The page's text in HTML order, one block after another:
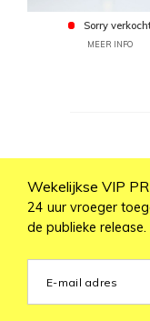
Sorry
MEER INFO
Wekelijkse VIP
24 uur vroeger
de publieke release.